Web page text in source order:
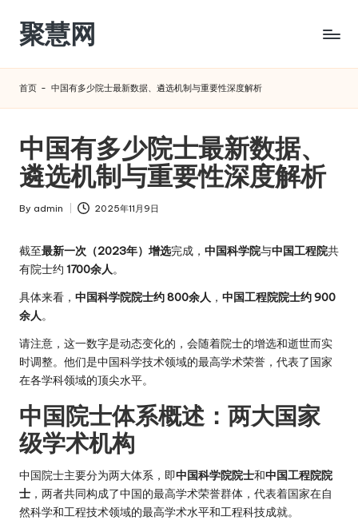
Skip
content
聚慧网
首页 - 中国有多少院士最新数据、遴选机制与重要性深度解析
中国有多少院士最新数据、
遴选机制与重要性深度解析
Posted
By admin 2025年11月9日
截至最新一次（2023年）增选完成， 中国科学院与中国工程院共
有院士约 1700余人。
具体来看， 中国科学院院士约 800余人 ， 中国工程院院士约 900
余人。
请注意，这一数字是动态变化的，会随着院士的增选和逝世而实
时调整。他们是中国科学技术领域的最高学术荣誉，代表了国家
在各学科领域的顶尖水平。
中国院士体系概述：两大国家
级学术机构
中国院士主要分为两大体系，即中国科学院院士和中国工程院院
士 ，两者共同构成了中国的最高学术荣誉群体，代表着国家在自
然科学和工程技术领域的最高学术水平和工程科技成就。